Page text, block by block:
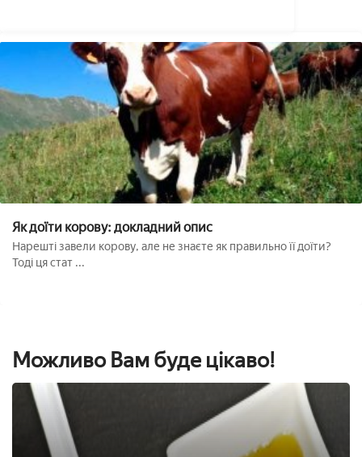
Як доїти корову: докладний опис
Нарешті завели корову, але не знаєте як правильно її доїти?
Тоді ця стат ...
Можливо Вам буде цікаво!